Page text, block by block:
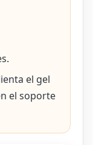
el gel
el soporte